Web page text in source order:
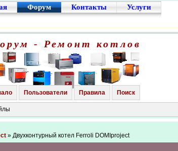
Форум Контакты Услуги
- Ремонт котлов
Пользователи Правила Поиск
» Двухконтурный котел Ferroli DOMIproject